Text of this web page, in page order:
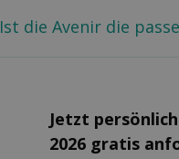
Ist die Avenir die
Jetzt
2026 gratis